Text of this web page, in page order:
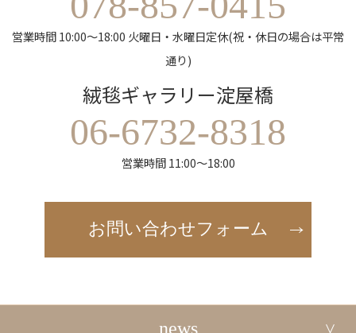
営業時間 10:00～18:00 火曜日・水曜日定休(祝・休日の場合は平常
通り)
絨毯ギャラリー淀屋橋
06-6732-8318
営業時間 11:00～18:00
お問い合わせフォーム
news